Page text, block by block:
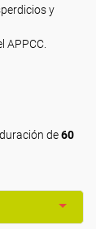
y
APPCC.
de60